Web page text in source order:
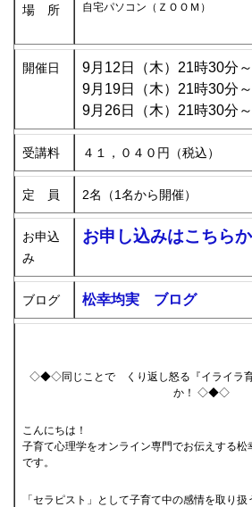
場 所 自宅パソコン（ＺＯＯＭ）
開催日
9月12日（木）21時30分
9月19日（木）21時30分
9月26日（木）21時30分
受講料 ４１，０４０円（税込）
定 員 2名（1名から開催）
お申込
み
お申し込みはこちら
ブログ 松幸均実 ブログ
◇◆◇同じことで くり返し怒る『イライラ
か！ ◇◆◇
こんにちは！
子育て心理学をオンライン専門でお伝えする松
です。
「セラピスト」として子育て中の感情を取り